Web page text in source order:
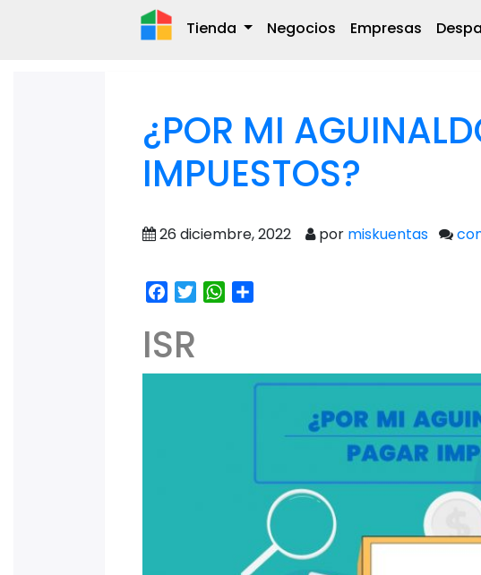
Tienda Negocios Empresas
¿POR MI
IMPUESTOS?
26 diciembre, 2022 por miskuentas
Facebook
TwitterWhatsApp
ISR